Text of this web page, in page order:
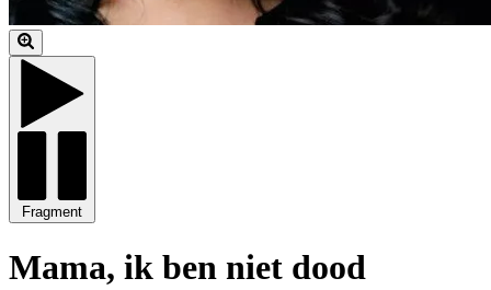
Fragment
Mama, ik ben niet dood